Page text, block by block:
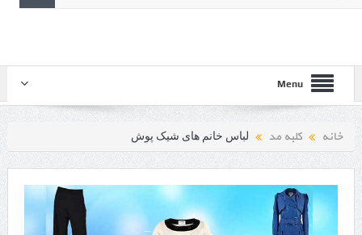
Menu
خانه کلبه مد لباس خانم های شیک پوش